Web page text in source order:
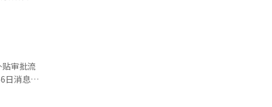
复苏。
二季度
一季度
的中国
志援引
达到
至当地
审批流
常流